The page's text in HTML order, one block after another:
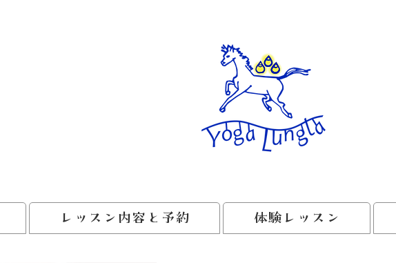
レッスン内容と予約 体験レッスン